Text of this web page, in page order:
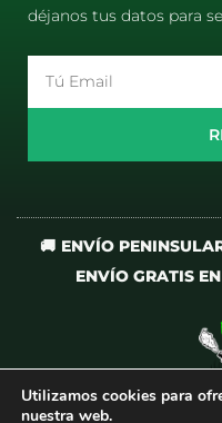
déjanos tus datos para
🚚 ENVÍO
ENVÍO GRATIS
Utilizamos cookies para
nuestra web.